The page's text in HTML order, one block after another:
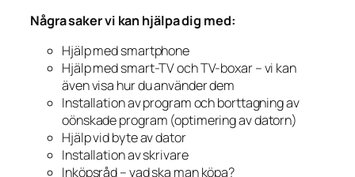
Några saker vi kan hjälpa dig med:
Hjälp med smartphone
Hjälp med smart-TV och TV-boxar – vi kan
även visa hur du använder dem
Installation av program och borttagning av
oönskade program (optimering av datorn)
Hjälp vid byte av dator
Installation av skrivare
Inköpsråd – vad ska man köpa?